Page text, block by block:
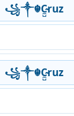
꧁༒☬C̴̼̺ruz
꧁༒☬C̴̼̺ruz